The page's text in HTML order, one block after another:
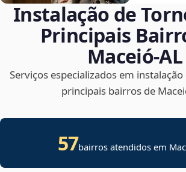
Instalação de
Principais
Maceió‑AL
Serviços especializados em
principais bairros de
57bairros atendidos em